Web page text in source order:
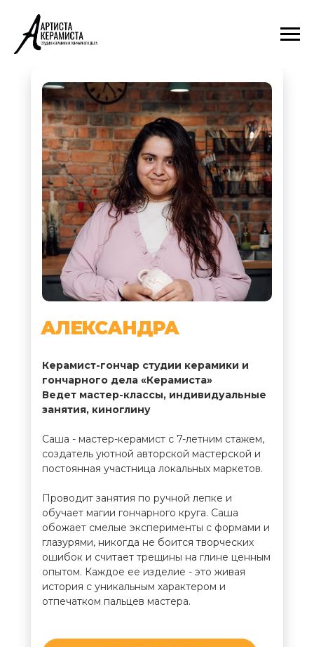
Керамист-гончар студии керамики и
гончарного дела «Керамиста»
Ведет мастер-классы, индивидуальные
занятия, киноглину
Саша - мастер-керамист с 7-летним стажем,
создатель уютной авторской мастерской и
постоянная участница локальных маркетов.
Проводит занятия по ручной лепке и
обучает магии гончарного круга. Саша
обожает смелые эксперименты с формами и
глазурями, никогда не боится творческих
ошибок и считает трещины на глине ценным
опытом. Каждое ее изделие - это живая
история с уникальным характером и
отпечатком пальцев мастера.
АЛЕКСАНДРА